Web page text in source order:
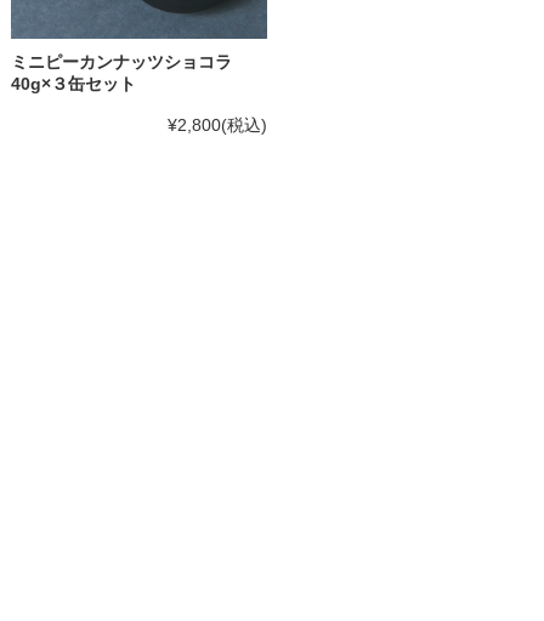
ミニピーカンナッツショコラ
40g×３缶セット
¥2,800(税込)